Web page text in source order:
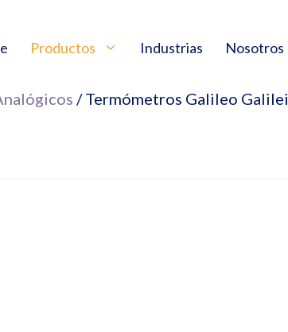
Productos Industrias Nosotros
/ Termómetros Galileo Galilei